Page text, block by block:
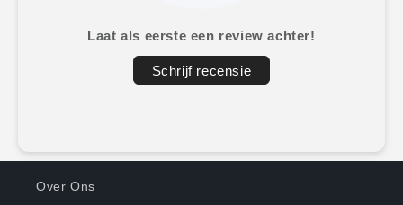
Laat als eerste een review achter!
Schrijf recensie
Over Ons